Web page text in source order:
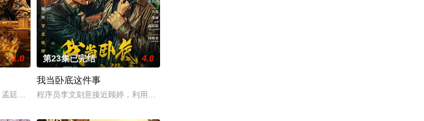
上的喜欢。”那个夜晚，他脸颊微热，还听见自
”的阴阳宅，江淮被掳走配“阴婚”。他与女探长穆英搭档，侦破阎王娶亲、五鬼运
1.0
廷辉，大平王朝有史以来个以女子进士科三元及第入翰林院的奇女子。十年前的她被他从死人堆里救出来，蓬头垢面
第23集已完结 4.0
我当卧底这件事
程序员李文刻意接近顾婷，利用顾炎女儿奴的属性，请求老炮儿顾炎带自己用程序员身份卧底电诈集团以求查